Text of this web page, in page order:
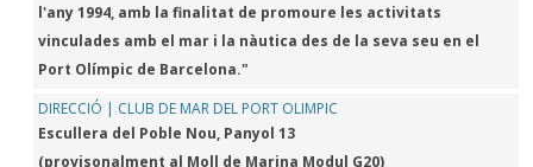
l'any 1994, amb la finalitat de promoure les activitats
vinculades amb el mar i la nàutica des de la seva seu en el
Port Olímpic de Barcelona."
DIRECCIÓ | CLUB DE MAR DEL PORT OLIMPIC
Escullera del Poble Nou, Panyol 13
(provisonalment al Moll de Marina Modul G20)